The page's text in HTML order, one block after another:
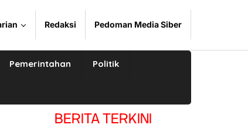
Redaksi Pedoman Media Siber
Pemerintahan Politik
BERITA TERKINI